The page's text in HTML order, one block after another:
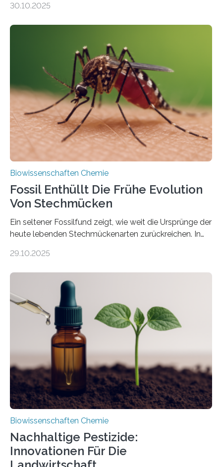
Landpflanzen zählen zu den komplexesten
Grünalgen, die vor Hunderten von Millionen Jahren
lebten. Unter den Vorfahren sticht eine Gruppe heraus,
die noch heute in der Natur vorkommt: die
Süßwasseralge Coleochaetophyceae. Einige Arten
dieser Gruppe bilden aus Zellfäden dichte Geflechte
mit scheibenförmiger Gestalt. Was auffällig ist: Die
nächsten…
30.10.2025
Biowissenschaften Chemie
Fossil Enthüllt Die Frühe Evolution
Von Stechmücken
Ein seltener Fossilfund zeigt, wie weit die Ursprünge der
heute lebenden Stechmückenarten zurückreichen. In
Forschende die bisher älteste bekannte Stechmücken-
Region Kachin in Myanmar und hat sich in
ausgezeichnetem Zustand erhalten. Es konnte als neue
Art einer neuen Gattung beschrieben werden und trägt
nun den Namen Cretosabethes primaevus. Dieser erste
fossile Nachweis einer Stechmückenlarve in Bernstein
stellt gleichzeitig den ersten Fossilfund einer
Mückenlarve aus dem Mesozoikum dar, denn…
29.10.2025
Biowissenschaften Chemie
Nachhaltige Pestizide:
Innovationen Für Die